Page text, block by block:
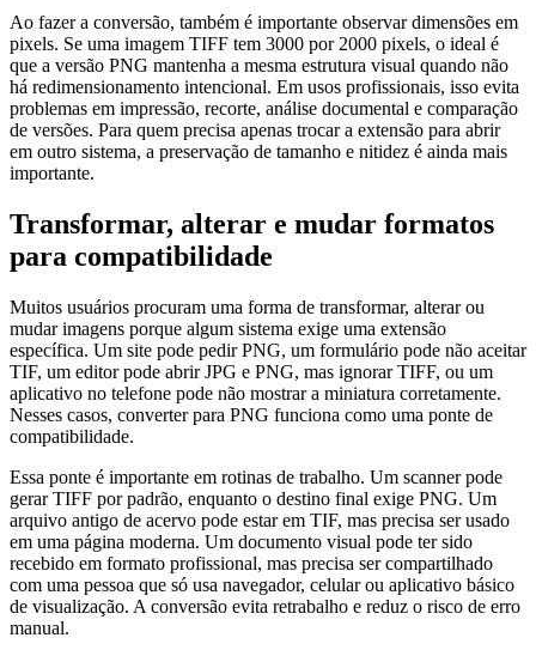
Ao fazer a conversão, também é importante observar dimensões em
pixels. Se uma imagem TIFF tem 3000 por 2000 pixels, o ideal é
que a versão PNG mantenha a mesma estrutura visual quando não
há redimensionamento intencional. Em usos profissionais, isso evita
problemas em impressão, recorte, análise documental e comparação
de versões. Para quem precisa apenas trocar a extensão para abrir
em outro sistema, a preservação de tamanho e nitidez é ainda mais
importante.
Transformar, alterar e mudar formatos
para compatibilidade
Muitos usuários procuram uma forma de transformar, alterar ou
mudar imagens porque algum sistema exige uma extensão
específica. Um site pode pedir PNG, um formulário pode não aceitar
TIF, um editor pode abrir JPG e PNG, mas ignorar TIFF, ou um
aplicativo no telefone pode não mostrar a miniatura corretamente.
Nesses casos, converter para PNG funciona como uma ponte de
compatibilidade.
Essa ponte é importante em rotinas de trabalho. Um scanner pode
gerar TIFF por padrão, enquanto o destino final exige PNG. Um
arquivo antigo de acervo pode estar em TIF, mas precisa ser usado
em uma página moderna. Um documento visual pode ter sido
recebido em formato profissional, mas precisa ser compartilhado
com uma pessoa que só usa navegador, celular ou aplicativo básico
de visualização. A conversão evita retrabalho e reduz o risco de erro
manual.